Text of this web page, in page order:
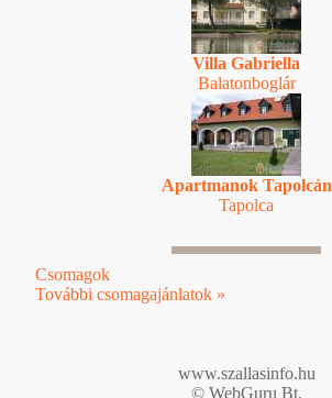
Villa Gabriella
Balatonboglár
Apartmanok Tapolcán
Tapolca
Csomagok
További csomagajánlatok »
www.szallasinfo.hu
© WebGuru Bt.